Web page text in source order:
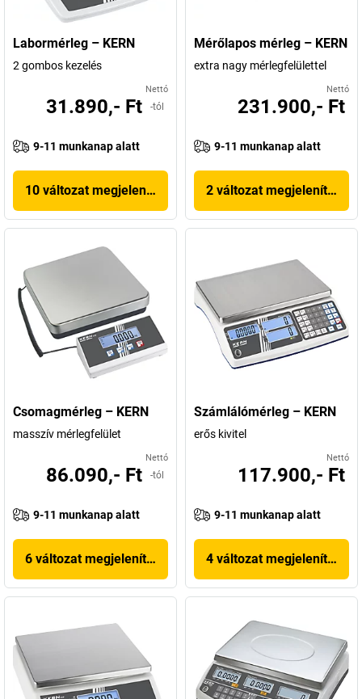
Labormérleg – KERN
2 gombos kezelés
Nettó
31.890,- Ft -tól
9-11 munkanap alatt
10 változat megjelenítése
Mérőlapos mérleg – KERN
extra nagy mérlegfelülettel
Nettó
231.900,- Ft
9-11 munkanap alatt
2 változat megjelenítése
Csomagmérleg – KERN
masszív mérlegfelület
Nettó
86.090,- Ft -tól
9-11 munkanap alatt
6 változat megjelenítése
Számlálómérleg – KERN
erős kivitel
Nettó
117.900,- Ft
9-11 munkanap alatt
4 változat megjelenítése